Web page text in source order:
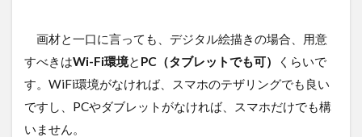
画材と一口に言っても、デジタル絵描きの場合、用意
すべきはWi-Fi環境と PC（タブレットでも可）
くらいで
す。WiFi環境がなければ、スマホのテザリングでも良い
ですし、PCやダブレットがなければ、スマホだけでも構
いません。